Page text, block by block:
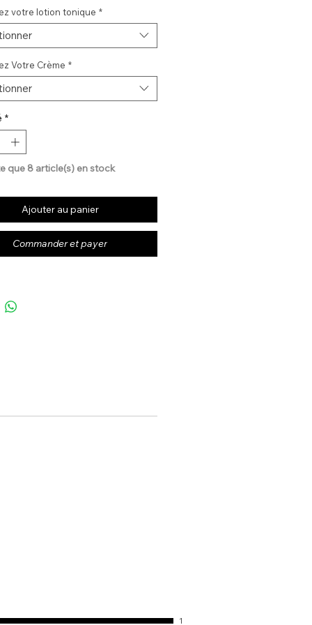
votre lotion tonique *
Votre Crème *
*
que 8 article(s) en stock
Ajouter au panier
Commander et payer
1